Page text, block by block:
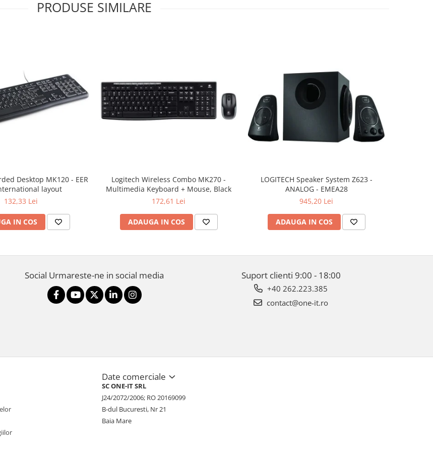
PRODUSE SIMILARE
Desktop MK120 - EER
layout
132,33 Lei
IN COS
Logitech Wireless Combo MK270 -
Multimedia Keyboard + Mouse, Black
172,61 Lei
ADAUGA IN COS
LOGITECH Speaker System Z623 -
ANALOG - EMEA28
945,20 Lei
ADAUGA IN COS
Social Urmareste-ne in social media Suport clienti 9:00 - 18:00
+40 262.223.385
contact@one-it.ro
Date comerciale
SC ONE-IT SRL
J24/2072/2006; RO 20169099
B-dul Bucuresti, Nr 21
Baia Mare